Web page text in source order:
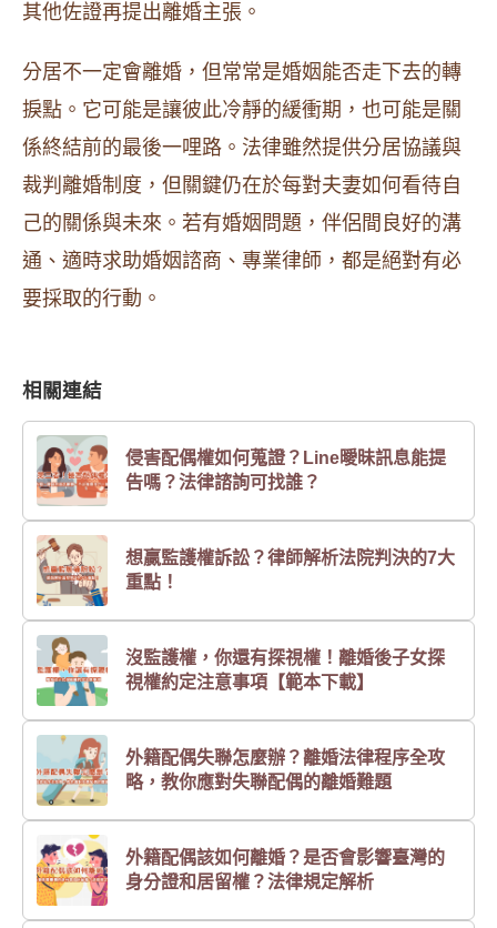
其他佐證再提出離婚主張。
分居不一定會離婚，但常常是婚姻能否走下去的轉
捩點。它可能是讓彼此冷靜的緩衝期，也可能是關
係終結前的最後一哩路。法律雖然提供分居協議與
裁判離婚制度，但關鍵仍在於每對夫妻如何看待自
己的關係與未來。若有婚姻問題，伴侶間良好的溝
通、適時求助婚姻諮商、專業律師，都是絕對有必
要採取的行動。
相關連結
侵害配偶權如何蒐證？Line曖昧訊息能提
告嗎？法律諮詢可找誰？
想贏監護權訴訟？律師解析法院判決的7大
重點！
沒監護權，你還有探視權！離婚後子女探
視權約定注意事項【範本下載】
外籍配偶失聯怎麼辦？離婚法律程序全攻
略，教你應對失聯配偶的離婚難題
外籍配偶該如何離婚？是否會影響臺灣的
身分證和居留權？法律規定解析